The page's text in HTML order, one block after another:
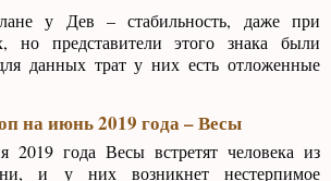
у Дев – стабильность, даже при
но представители этого знака были
данных трат у них есть отложенные
на июнь 2019 года – Весы
2019 года Весы встретят человека из
и у них возникнет нестерпимое